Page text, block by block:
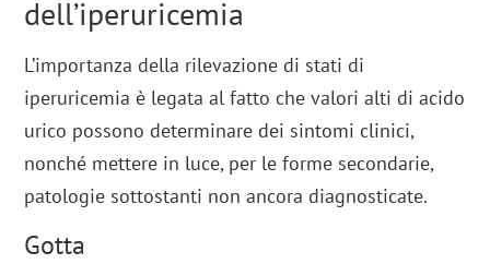
dell’iperuricemia
L’importanza della rilevazione di stati di
iperuricemia è legata al fatto che valori alti di acido
urico possono determinare dei sintomi clinici,
nonché mettere in luce, per le forme secondarie,
patologie sottostanti non ancora diagnosticate.
Gotta